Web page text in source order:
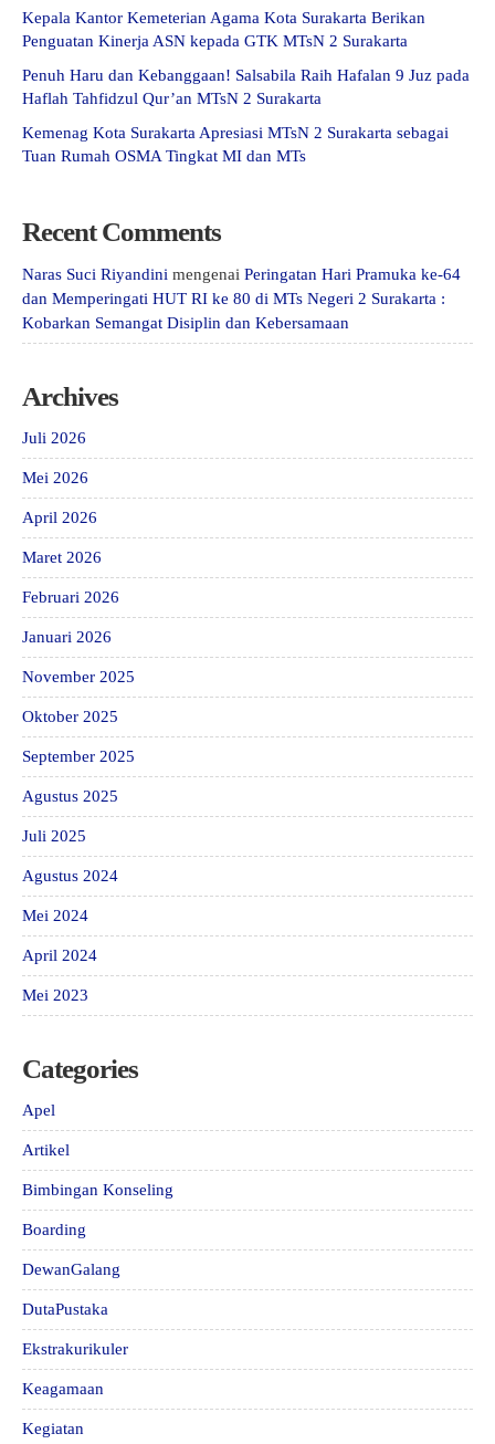
Kepala Kantor Kemeterian Agama Kota Surakarta Berikan
Penguatan Kinerja ASN kepada GTK MTsN 2 Surakarta
Penuh Haru dan Kebanggaan! Salsabila Raih Hafalan 9 Juz pada
Haflah Tahfidzul Qur’an MTsN 2 Surakarta
Kemenag Kota Surakarta Apresiasi MTsN 2 Surakarta sebagai
Tuan Rumah OSMA Tingkat MI dan MTs
Recent Comments
Naras Suci Riyandini mengenai Peringatan Hari Pramuka ke-64
dan Memperingati HUT RI ke 80 di MTs Negeri 2 Surakarta :
Kobarkan Semangat Disiplin dan Kebersamaan
Archives
Juli 2026
Mei 2026
April 2026
Maret 2026
Februari 2026
Januari 2026
November 2025
Oktober 2025
September 2025
Agustus 2025
Juli 2025
Agustus 2024
Mei 2024
April 2024
Mei 2023
Categories
Apel
Artikel
Bimbingan Konseling
Boarding
DewanGalang
DutaPustaka
Ekstrakurikuler
Keagamaan
Kegiatan